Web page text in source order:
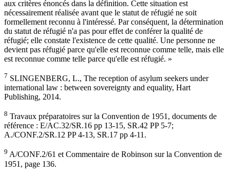
aux critères énoncés dans la définition. Cette situation est
nécessairement réalisée avant que le statut de réfugié ne soit
formellement reconnu à l'intéressé. Par conséquent, la détermination
du statut de réfugié n'a pas pour effet de conférer la qualité de
réfugié; elle constate l'existence de cette qualité. Une personne ne
devient pas réfugié parce qu'elle est reconnue comme telle, mais elle
est reconnue comme telle parce qu'elle est réfugié. »
7 SLINGENBERG, L., The reception of asylum seekers under
international law : between sovereignty and equality, Hart
Publishing, 2014.
8 Travaux préparatoires sur la Convention de 1951, documents de
référence : E/AC.32/SR.16 pp 13-15, SR.42 PP 5-7;
A./CONF.2/SR.12 PP 4-13, SR.17 pp 4-11.
9 A/CONF.2/61 et Commentaire de Robinson sur la Convention de
1951, page 136.